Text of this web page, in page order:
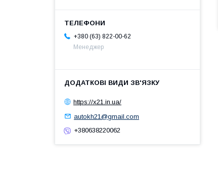
+380 (63) 822-00-62
Менеджер
https://x21.in.ua/
autokh21@gmail.com
+380638220062